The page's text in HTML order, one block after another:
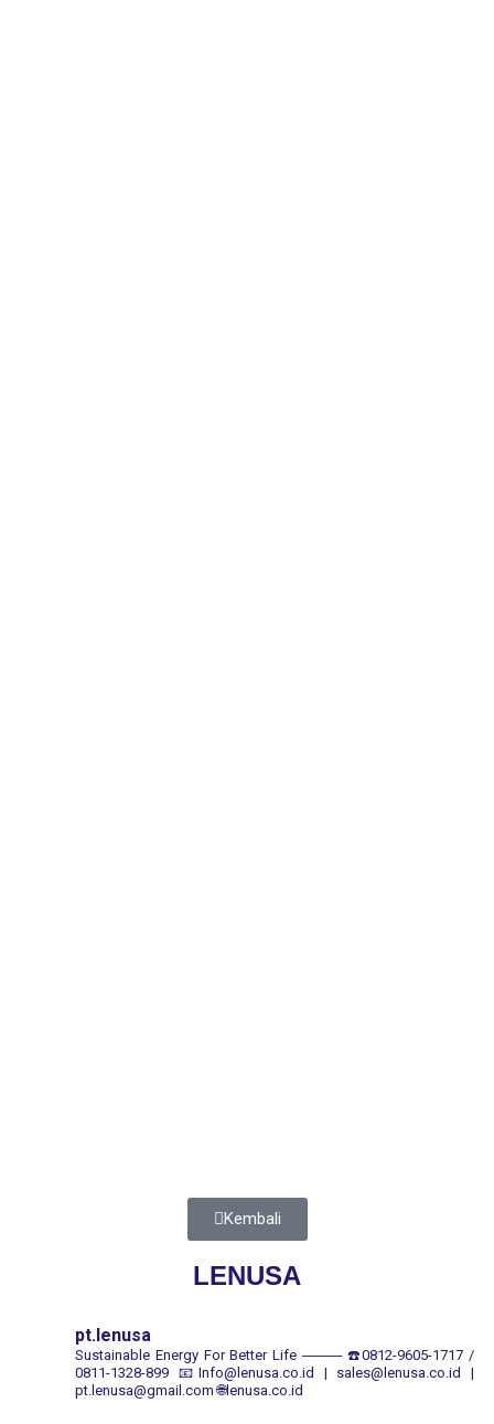
Kembali
LENUSA
pt.lenusa
Sustainable Energy For Better Life ────☎️0812-9605-1717 /
0811-1328-899 📧Info@lenusa.co.id | sales@lenusa.co.id |
pt.lenusa@gmail.com 🌐lenusa.co.id